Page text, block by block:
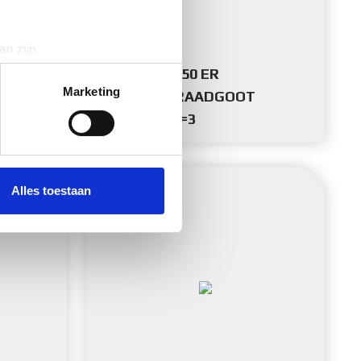
zijn
detailgedeeltein. U kunt uw
partners voor social
die u aan ze heeft
Marketing
Alles toestaan
MTC 54.050 ER
STAALDRAADGOOT
+KOPP. L=3